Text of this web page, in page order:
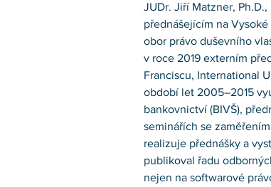
JUDr. Jiří Matzner, Ph.D.,
přednášejícím na
obor právo duševního
v roce 2019 externím
Franciscu, International
období let 2005–2015
bankovnictví (BIVŠ),
seminářích se
realizuje přednášky a
publikoval řadu
nejen na softwarové